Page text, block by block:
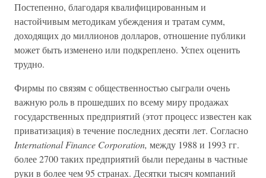
Постепенно, благодаря квалифицированным и
настойчивым методикам убеждения и тратам сумм,
доходящих до миллионов долларов, отношение публики
может быть изменено или подкреплено. Успех оценить
трудно.
Фирмы по связям с общественностью сыграли очень
важную роль в прошедших по всему миру продажах
государственных предприятий (этот процесс известен как
приватизация) в течение последних десяти лет. Согласно
International Finance Corporation, между 1988 и 1993 гг.
более 2700 таких предприятий были переданы в частные
руки в более чем 95 странах. Десятки тысяч компаний